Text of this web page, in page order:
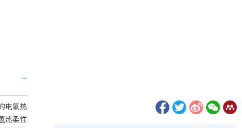
电氢热
热柔性